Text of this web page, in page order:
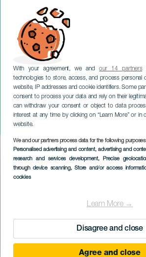
With your agreement, we andour 14 partners
technologies to store, access, and process personal
website, IP addresses and cookie identifiers. Some
consent to process your data and rely on their
can withdraw your consent or object to data
interest at any time by clicking on “Learn More” or in
website.
We and our partners process data for the following
Personalised advertising and content, advertising and
research and services development, Precise
through device scanning, Store and/or access
cookies
Learn More →
Disagree and close
Agree and close
De K-POP
muzikale eerbetoon
TENERIFE
Imagen
Listado